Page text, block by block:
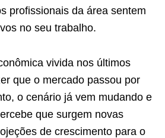
profissionais da área sentem
no seu trabalho.
vivida nos últimos
que o mercado passou por
o cenário já vem mudando e
que surgem novas
de crescimento para o